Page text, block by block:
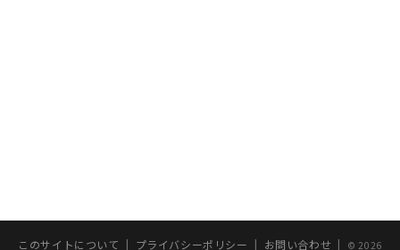
このサイトについて | プライバシーポリシー | お問い合わせ | © 2026